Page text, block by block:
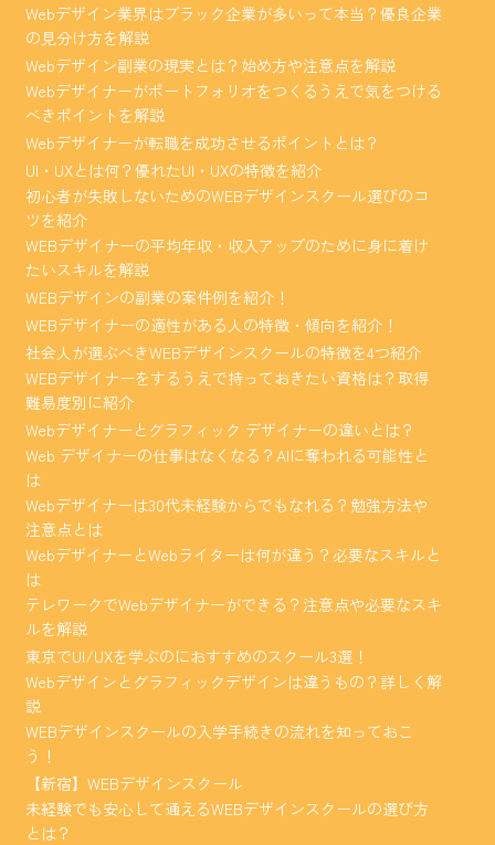
Webデザイン業界はブラック企業が多いって本当？優良企業
の見分け方を解説
Webデザイン副業の現実とは？始め方や注意点を解説
Webデザイナーがポートフォリオをつくるうえで気をつける
べきポイントを解説
Webデザイナーが転職を成功させるポイントとは？
UI・UXとは何？優れたUI・UXの特徴を紹介
初心者が失敗しないためのWEBデザインスクール選びのコ
ツを紹介
WEBデザイナーの平均年収・収入アップのために身に着け
たいスキルを解説
WEBデザインの副業の案件例を紹介！
WEBデザイナーの適性がある人の特徴・傾向を紹介！
社会人が選ぶべきWEBデザインスクールの特徴を4つ紹介
WEBデザイナーをするうえで持っておきたい資格は？取得
難易度別に紹介
Webデザイナーとグラフィック デザイナーの違いとは？
Web デザイナーの仕事はなくなる？AIに奪われる可能性と
は
Webデザイナーは30代未経験からでもなれる？勉強方法や
注意点とは
WebデザイナーとWebライターは何が違う？必要なスキルと
は
テレワークでWebデザイナーができる？注意点や必要なスキ
ルを解説
東京でUI/UXを学ぶのにおすすめのスクール3選！
Webデザインとグラフィックデザインは違うもの？詳しく解
説
WEBデザインスクールの入学手続きの流れを知っておこ
う！
【新宿】WEBデザインスクール
未経験でも安心して通えるWEBデザインスクールの選び方
とは？